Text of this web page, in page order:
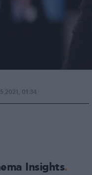
01:34
Insights